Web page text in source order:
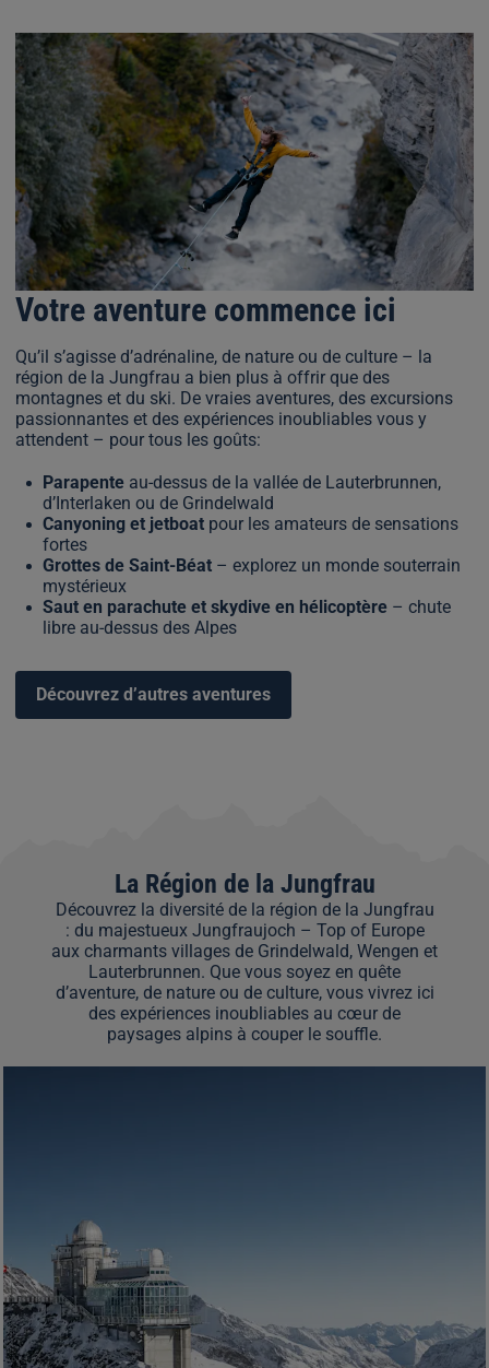
Votre aventure commence ici
Qu’il s’agisse d’adrénaline, de nature ou de culture – la
région de la Jungfrau a bien plus à offrir que des
montagnes et du ski. De vraies aventures, des excursions
passionnantes et des expériences inoubliables vous y
attendent – pour tous les goûts:
Parapente au-dessus de la vallée de Lauterbrunnen,
d’Interlaken ou de Grindelwald
Canyoning et jetboat pour les amateurs de sensations
fortes
Grottes de Saint-Béat – explorez un monde souterrain
mystérieux
Saut en parachute et skydive en hélicoptère – chute
libre au-dessus des Alpes
Découvrez d’autres aventures
La Région de la Jungfrau
Découvrez la diversité de la région de la Jungfrau
: du majestueux Jungfraujoch – Top of Europe
aux charmants villages de Grindelwald, Wengen et
Lauterbrunnen. Que vous soyez en quête
d’aventure, de nature ou de culture, vous vivrez ici
des expériences inoubliables au cœur de
paysages alpins à couper le souffle.